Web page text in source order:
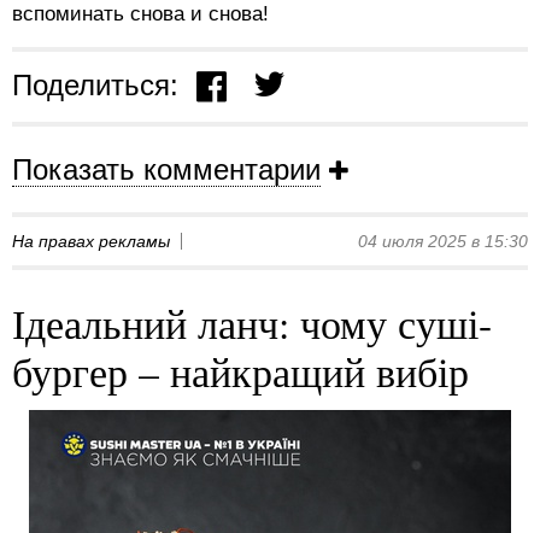
вспоминать снова и снова!
Поделиться:
Показать комментарии
На правах рекламы 04 июля 2025 в 15:30
Ідеальний ланч: чому суші-
бургер – найкращий вибір